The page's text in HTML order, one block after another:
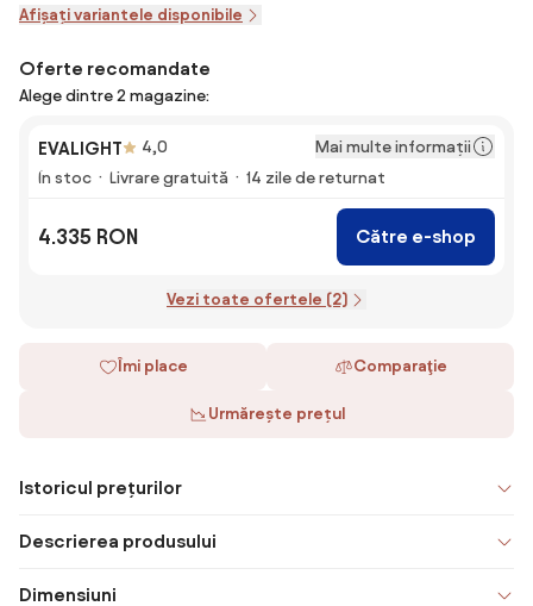
Afișați variantele disponibile
Oferte recomandate
Alege dintre 2 magazine:
EVALIGHT 4,0
Mai multe informații
În stoc
Livrare gratuită 14 zile de returnat
4.335 RON Către e-shop
Vezi toate ofertele (2)
Îmi place Comparaţie
Urmărește prețul
Istoricul prețurilor
Descrierea produsului
Dimensiuni